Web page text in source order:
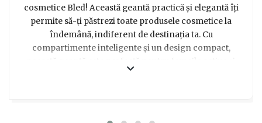
cosmetice Bled! Această geantă practică și elegantă îți
permite să-ți păstrezi toate produsele cosmetice la
îndemână, indiferent de destinația ta. Cu
compartimente inteligente și un design compact,
această geantă este perfectă pentru femeile active și